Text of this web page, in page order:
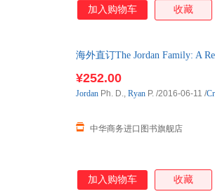
加入购物车 收藏
海外直订The Jordan Family: A
¥252.00
中华商务进口图书旗舰店
Jordan Ph. D., Ryan P. /2016-06-11 /
加入购物车 收藏